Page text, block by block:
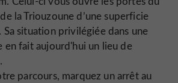
la Triouzoune d’une superficie
situation privilégiée dans une
en fait aujourd'hui un lieu de
parcours, marquez un arrêt au